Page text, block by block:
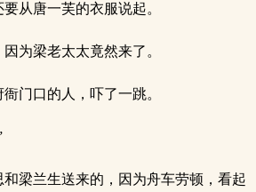
从唐一芙的衣服说起。
为梁老太太竟然来了。
门口的人，吓了一跳。
梁兰生送来的，因为舟车劳顿，看起